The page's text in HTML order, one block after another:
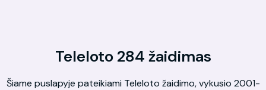
Teleloto 284 žaidimas
Šiame puslapyje pateikiami Teleloto žaidimo, vykusio 2001-